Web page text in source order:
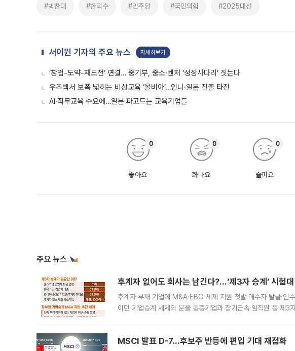
#박찬대 #한덕수 #민주당 #국민의힘 #2025대선
서이원 기자의 주요 뉴스 자세히보기
‘창업-도약-재도전’ 연결… 중기부, 중소·벤처 ‘성장사다리’ 짓는다
우즈벡서 보폭 넓히는 비상교육 ‘올비아’…인니·일본 진출 타진
AI·직무교육 수요에…일본 파고드는 교육기업들
좋아요
0
화나요
0
슬퍼요
0
주요 뉴스
후계자 없어도 회사는 남긴다?…‘제3자 승계’ 시험
후계자 부재 기업에 M&A·EBO 세제 지원 첫발 매수자 발굴·인
이던 기업승계 세제의 문을 동종기업과 장기근속 임직원 등 제3
MSCI 발표 D-7…후보주 반등에 편입 기대 재점화